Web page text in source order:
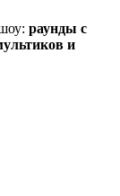
раунды с
и